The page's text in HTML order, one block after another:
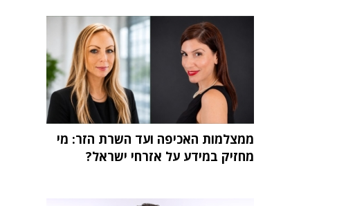
ממצלמות האכיפה ועד השרת הזר: מי
מחזיק במידע על אזרחי ישראל?